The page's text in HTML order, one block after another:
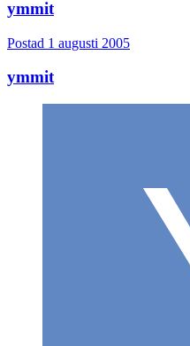
ymmit
Postad 1 augusti 2005
ymmit